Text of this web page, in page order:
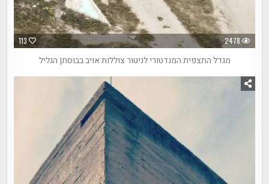
113 2478
מגדל התצפית המנדטורי לניטור צוללות אויב בבוסתן הגליל